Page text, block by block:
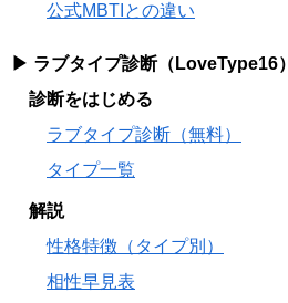
公式MBTIとの違い
▶ ラブタイプ診断（LoveType16）
診断をはじめる
ラブタイプ診断（無料）
タイプ一覧
解説
性格特徴（タイプ別）
相性早見表